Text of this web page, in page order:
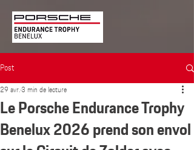
Post
Le Porsche Endurance Trophy
Benelux 2026 prend son envol
29 avr.3 min de lecture